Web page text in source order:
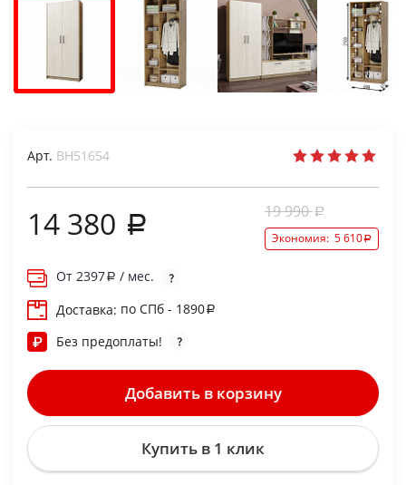
Арт. ВН51654
14 380 19 990
Экономия: 5 610
От 2397
/ мес.
Доставка: по СПб - 1890
Без предоплаты!
Добавить в корзину
Купить в 1 клик